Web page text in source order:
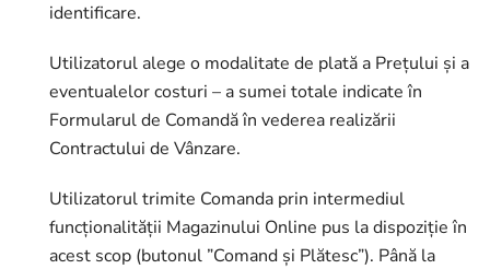
identificare.
Utilizatorul alege o modalitate de plată a Prețului și a
eventualelor costuri – a sumei totale indicate în
Formularul de Comandă în vederea realizării
Contractului de Vânzare.
Utilizatorul trimite Comanda prin intermediul
funcționalității Magazinului Online pus la dispoziție în
acest scop (butonul ”Comand și Plătesc”). Până la